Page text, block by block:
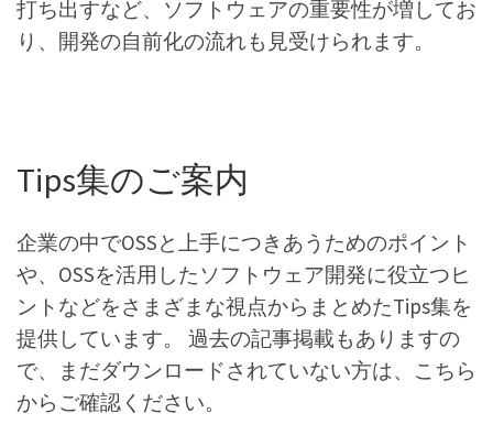
打ち出すなど、ソフトウェアの重要性が増してお
り、開発の自前化の流れも見受けられます。
Tips集のご案内
企業の中でOSSと上手につきあうためのポイント
や、OSSを活用したソフトウェア開発に役立つヒ
ントなどをさまざまな視点からまとめたTips集を
提供しています。 過去の記事掲載もありますの
で、まだダウンロードされていない方は、こちら
からご確認ください。